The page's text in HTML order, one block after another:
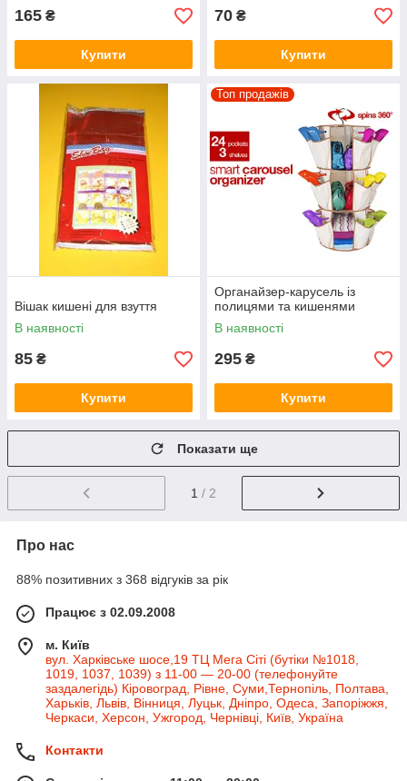
165 ₴
Купити
70 ₴
Купити
Вішак кишені для взуття
В наявності
85 ₴
Купити
Топ продажів
Органайзер-карусель із
полицями та кишенями
В наявності
295 ₴
Купити
Показати ще
1 / 2
Про нас
88% позитивних з 368 відгуків за рік
Працює з 02.09.2008
м. Київ
вул. Харківське шосе,19 ТЦ Мега Сіті (бутіки №1018,
1019, 1037, 1039) з 11-00 — 20-00 (телефонуйте
заздалегідь) Кіровоград, Рівне, Суми,Тернопіль, Полтава,
Харьків, Львів, Вінниця, Луцьк, Дніпро, Одеса, Запоріжжя,
Черкаси, Херсон, Ужгород, Чернівці, Київ, Україна
Контакти